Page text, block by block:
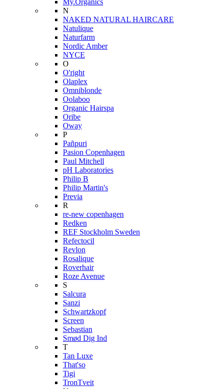
My.Organics
N
NAKED NATURAL HAIRCARE
Natulique
Naturfarm
Nordic Amber
NYCE
O
O'right
Olaplex
Omniblonde
Oolaboo
Organic Hairspa
Oribe
Oway
P
Pañpuri
Pasion Copenhagen
Paul Mitchell
pH Laboratories
Philip B
Philip Martin's
Previa
R
re-new copenhagen
Redken
REF Stockholm Sweden
Refectocil
Revlon
Rosalique
Roverhair
Roze Avenue
S
Salcura
Sanzi
Schwartzkopf
Screen
Sebastian
Smød Dig Ind
T
Tan Luxe
That'so
Tigi
TronTveit